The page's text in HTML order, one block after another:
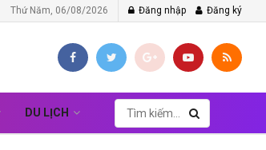
Thứ Năm, 06/08/2026 Đăng nhập Đăng ký
DU LỊCH